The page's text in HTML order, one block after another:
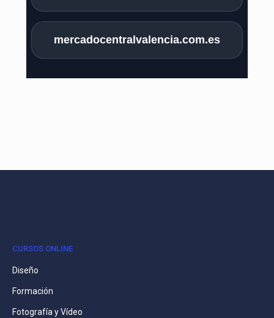
mercadocentralvalencia.com.es
CURSOS ONLINE
Diseño
Formación
Fotografía y Vídeo